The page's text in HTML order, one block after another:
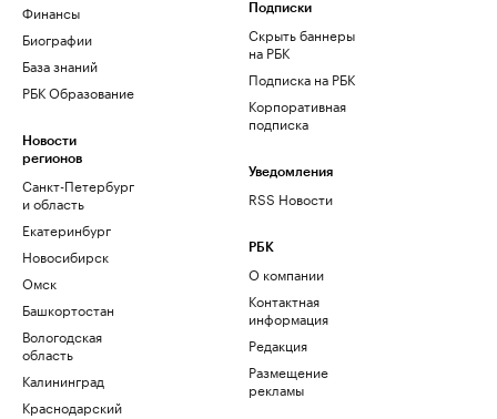
Финансы
Биографии
База знаний
РБК Образование
Новости
регионов
Санкт-Петербург
и область
Екатеринбург
Новосибирск
Омск
Башкортостан
Вологодская
область
Калининград
Краснодарский
Подписки
Скрыть баннеры
на РБК
Подписка на РБК
Корпоративная
подписка
Уведомления
RSS Новости
РБК
О компании
Контактная
информация
Редакция
Размещение
рекламы